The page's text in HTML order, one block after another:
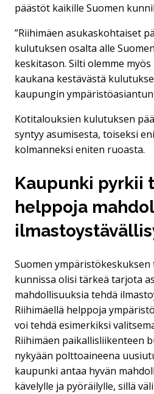
päästöt kaikille Suomen
”Riihimäen asukaskohtaiset
kulutuksen osalta alle
keskitason. Silti olemme
kaukana kestävästä
kaupungin
Kotitalouksien kulutuksen
syntyy asumisesta, toiseksi
kolmanneksi eniten ruoasta.
Kaupunki pyrkii
helppoja
Suomen
kunnissa olisi tärkeä tarjota
mahdollisuuksia tehdä
Riihimäellä helppoja
voi tehdä esimerkiksi
Riihimäen paikallisliikenteen
nykyään polttoaineena
kaupunki antaa hyvän
kävelylle ja pyöräilylle, sillä